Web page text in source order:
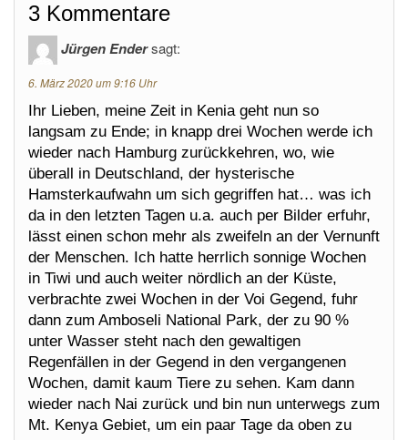
3 Kommentare
Jürgen Endersagt:
6. März 2020 um 9:16 Uhr
Ihr Lieben, meine Zeit in Kenia geht nun so
langsam zu Ende; in knapp drei Wochen werde ich
wieder nach Hamburg zurückkehren, wo, wie
überall in Deutschland, der hysterische
Hamsterkaufwahn um sich gegriffen hat… was ich
da in den letzten Tagen u.a. auch per Bilder erfuhr,
lässt einen schon mehr als zweifeln an der Vernunft
der Menschen. Ich hatte herrlich sonnige Wochen
in Tiwi und auch weiter nördlich an der Küste,
verbrachte zwei Wochen in der Voi Gegend, fuhr
dann zum Amboseli National Park, der zu 90 %
unter Wasser steht nach den gewaltigen
Regenfällen in der Gegend in den vergangenen
Wochen, damit kaum Tiere zu sehen. Kam dann
wieder nach Nai zurück und bin nun unterwegs zum
Mt. Kenya Gebiet, um ein paar Tage da oben zu